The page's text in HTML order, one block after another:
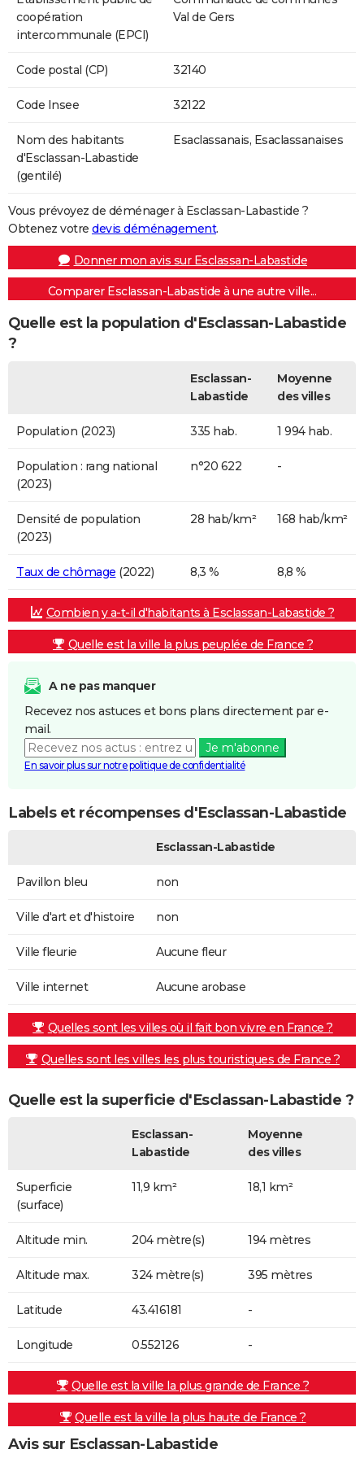
coopération
intercommunale (EPCI)
Val de Gers
Code postal (CP) 32140
Code Insee 32122
Nom des habitants
d'Esclassan-Labastide
(gentilé)
Esaclassanais, Esaclassanaises
Vous prévoyez de déménager à Esclassan-Labastide ?
Obtenez votre devis déménagement.
Donner mon avis sur Esclassan-Labastide
Comparer Esclassan-Labastide à une autre ville...
Quelle est la population d'Esclassan-Labastide
?
Esclassan-
Labastide
Moyenne
des villes
Population (2023) 335 hab. 1 994 hab.
Population : rang national
(2023)
n°20 622 -
Densité de population
(2023)
28 hab/km² 168 hab/km²
Taux de chômage (2022) 8,3 % 8,8 %
Combien y a-t-il d'habitants à Esclassan-Labastide ?
Quelle est la ville la plus peuplée de France ?
A ne pas manquer
Recevez nos astuces et bons plans directement par e-
mail.
Je m'abonne
En savoir plus sur notre politique de confidentialité
Labels et récompenses d'Esclassan-Labastide
Esclassan-Labastide
Pavillon bleu non
Ville d'art et d'histoire non
Ville fleurie Aucune fleur
Ville internet Aucune arobase
Quelles sont les villes où il fait bon vivre en France ?
Quelles sont les villes les plus touristiques de France ?
Quelle est la superficie d'Esclassan-Labastide ?
Esclassan-
Labastide
Moyenne
des villes
Superficie
(surface)
11,9 km² 18,1 km²
Altitude min. 204 mètre(s) 194 mètres
Altitude max. 324 mètre(s) 395 mètres
Latitude 43.416181 -
Longitude 0.552126 -
Quelle est la ville la plus grande de France ?
Quelle est la ville la plus haute de France ?
Avis sur Esclassan-Labastide